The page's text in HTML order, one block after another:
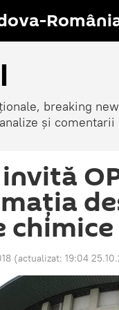
breaking
și comentarii
chimice
(actualizat: 19:04